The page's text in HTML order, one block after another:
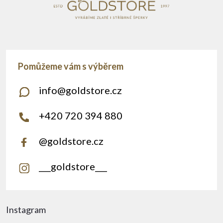
Instagram
info@goldstore.cz
+420 720 394 880
@goldstore.cz
___goldstore___